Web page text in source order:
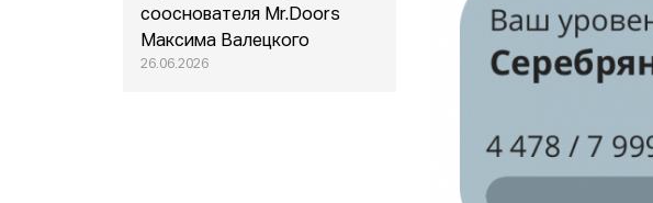
сооснователя Mr.Doors
Максима Валецкого
26.06.2026